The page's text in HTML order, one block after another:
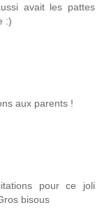
avait les pattes
:)
aux parents !
pour ce joli
bisous